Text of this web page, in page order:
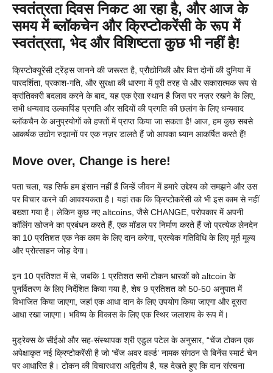
स्वतंत्रता दिवस निकट आ रहा है, और आज के
समय में ब्लॉकचेन और क्रिप्टोकरेंसी के रूप में
स्वतंत्रता, भेद और विशिष्टता कुछ भी नहीं है!
क्रिप्टोक्यूरेंसी ट्रेंड्स जानने की जरूरत है, प्रौद्योगिकी और वित्त दोनों की दुनिया में
पारदर्शिता, प्रकाश-गति, और सुरक्षा की धारणा में पूरी तरह से और सकारात्मक रूप से
क्रांतिकारी बदलाव करने के बाद, यह एक ऐसा स्थान है जिस पर नज़र रखने के लिए,
सभी धन्यवाद उल्कापिंड प्रगति और सदियों की प्रगति की छलांग के लिए धन्यवाद
ब्लॉकचैन के अनुप्रयोगों को हफ्तों में प्राप्त किया जा सकता है! आज, हम कुछ सबसे
आकर्षक उद्योग रुझानों पर एक नज़र डालते हैं जो आपका ध्यान आकर्षित करते हैं!
Move over, Change is here!
पता चला, यह सिर्फ हम इंसान नहीं हैं जिन्हें जीवन में हमारे उद्देश्य को समझने और उस
पर विचार करने की आवश्यकता है। यहां तक ​​कि क्रिप्टोकरेंसी को भी इस काम से नहीं
बख्शा गया है। लेकिन कुछ नए altcoins, जैसे CHANGE, परोपकार में अपनी
कॉलिंग खोजने का प्रबंधन करते हैं, एक मॉडल पर निर्माण करते हैं जो प्रत्येक लेनदेन
का 10 प्रतिशत एक नेक काम के लिए दान करेगा, प्रत्येक गतिविधि के लिए मूर्त मूल्य
और प्रोत्साहन जोड़ देगा।
इन 10 प्रतिशत में से, जबकि 1 प्रतिशत सभी टोकन धारकों को altcoin के
पुनर्वितरण के लिए निर्देशित किया गया है, शेष 9 प्रतिशत को 50-50 अनुपात में
विभाजित किया जाएगा, जहां एक आधा दान के लिए उपयोग किया जाएगा और दूसरा
आधा रखा जाएगा। भविष्य के विकास के लिए एक स्थिर जलाशय के रूप में।
मुड्रेक्स के सीईओ और सह-संस्थापक श्री एडुल पटेल के अनुसार, “चेंज टोकन एक
अपेक्षाकृत नई क्रिप्टोकरेंसी है जो ‘चेंज अवर वर्ल्ड’ नामक संगठन से बिनेंस स्मार्ट चेन
पर आधारित है। टोकन की विचारधारा अद्वितीय है, यह देखते हुए कि दान संरचना